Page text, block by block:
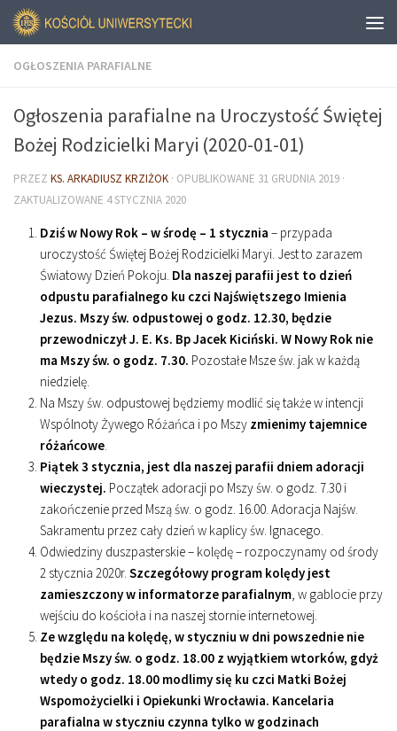
OGŁOSZENIA PARAFIALNE
Ogłoszenia parafialne na Uroczystość Świętej
Bożej Rodzicielki Maryi (2020-01-01)
PRZEZ KS. ARKADIUSZ KRZIŻOK · OPUBLIKOWANE 31 GRUDNIA 2019 ·
ZAKTUALIZOWANE 4 STYCZNIA 2020
Dziś w Nowy Rok – w środę – 1 stycznia – przypada
uroczystość Świętej Bożej Rodzicielki Maryi. Jest to zarazem
Światowy Dzień Pokoju. Dla naszej parafii jest to dzień
odpustu parafialnego ku czci Najświętszego Imienia
Jezus. Mszy św. odpustowej o godz. 12.30, będzie
przewodniczył J. E. Ks. Bp Jacek Kiciński. W Nowy Rok nie
ma Mszy św. o godz. 7.30. Pozostałe Msze św. jak w każdą
niedzielę.
Na Mszy św. odpustowej będziemy modlić się także w intencji
Wspólnoty Żywego Różańca i po Mszy zmienimy tajemnice
różańcowe.
Piątek 3 stycznia, jest dla naszej parafii dniem adoracji
wieczystej. Początek adoracji po Mszy św. o godz. 7.30 i
zakończenie przed Mszą św. o godz. 16.00. Adoracja Najśw.
Sakramentu przez cały dzień w kaplicy św. Ignacego.
Odwiedziny duszpasterskie – kolędę – rozpoczynamy od środy
2 stycznia 2020r. Szczegółowy program kolędy jest
zamieszczony w informatorze parafialnym, w gablocie przy
wejściu do kościoła i na naszej stornie internetowej.
Ze względu na kolędę, w styczniu w dni powszednie nie
będzie Mszy św. o godz. 18.00 z wyjątkiem wtorków, gdyż
wtedy o godz. 18.00 modlimy się ku czci Matki Bożej
Wspomożycielki i Opiekunki Wrocławia. Kancelaria
parafialna w styczniu czynna tylko w godzinach